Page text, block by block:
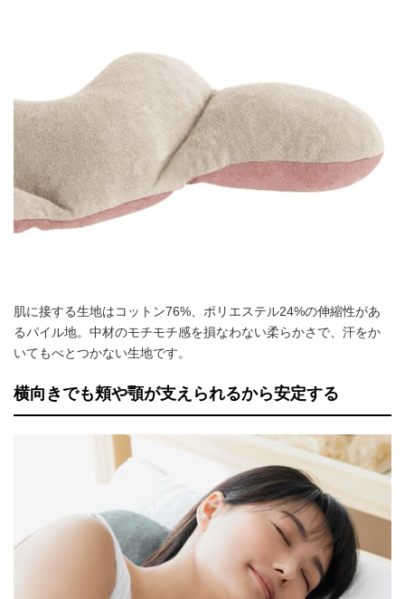
肌に接する生地はコットン76%、ポリエステル24%の伸縮性があ
るパイル地。中材のモチモチ感を損なわない柔らかさで、汗をか
いてもべとつかない生地です。
横向きでも頬や顎が支えられるから安定する